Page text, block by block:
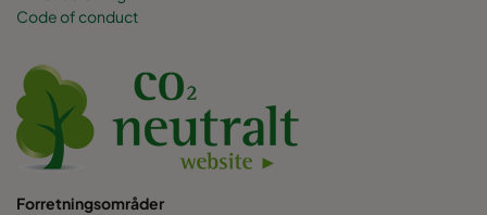
Code of conduct
Forretningsområder